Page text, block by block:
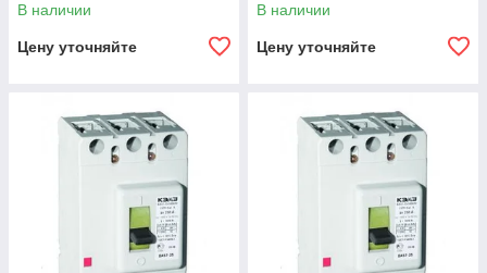
В наличии
Цену уточняйте
В наличии
Цену уточняйте